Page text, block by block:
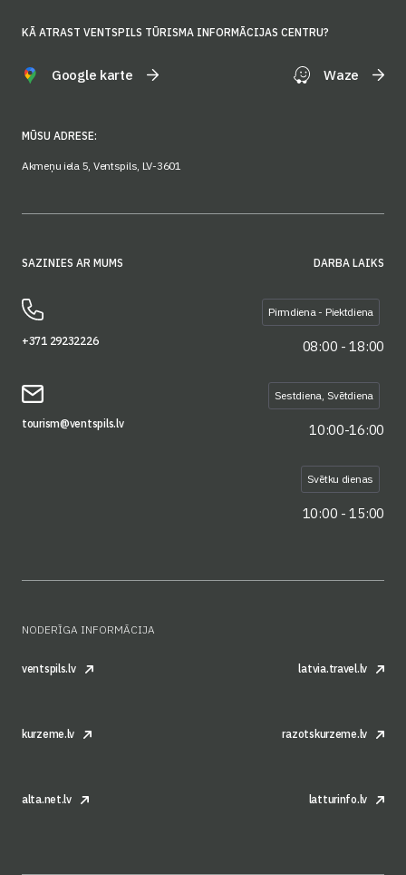
KĀ ATRAST VENTSPILS TŪRISMA INFORMĀCIJAS CENTRU?
Google karte Waze
MŪSU ADRESE:
Akmeņu iela 5, Ventspils, LV-3601
SAZINIES AR MUMS
+371 29232226
tourism@ventspils.lv
DARBA LAIKS
Pirmdiena - Piektdiena
08:00 - 18:00
Sestdiena, Svētdiena
10:00-16:00
Svētku dienas
10:00 - 15:00
NODERĪGA INFORMĀCIJA
ventspils.lv latvia.travel.lv
kurzeme.lv razotskurzeme.lv
alta.net.lv latturinfo.lv